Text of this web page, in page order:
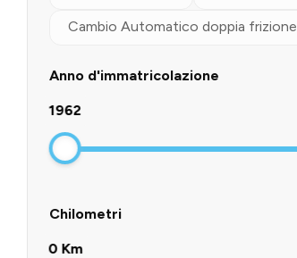
Cambio Automatico doppia frizione
Anno d'immatricolazione
1962
Chilometri
0 Km